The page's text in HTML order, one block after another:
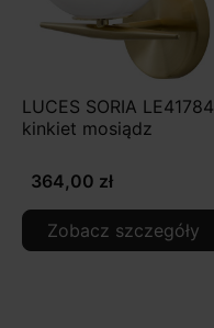
LUCES SORIA LE41784
kinkiet mosiądz
364,00 zł
Zobacz szczegóły